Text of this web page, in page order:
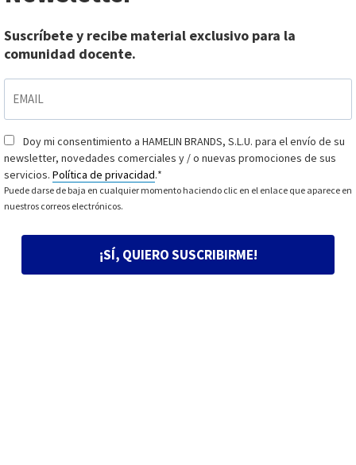
Suscríbete y recibe material exclusivo para la
comunidad docente.
Consentimiento*
Doy mi consentimiento a HAMELIN BRANDS, S.L.U. para el envío de su
newsletter, novedades comerciales y / o nuevas promociones de sus
servicios. Política de privacidad.*
Puede darse de baja en cualquier momento haciendo clic en el enlace que aparece en
nuestros correos electrónicos.